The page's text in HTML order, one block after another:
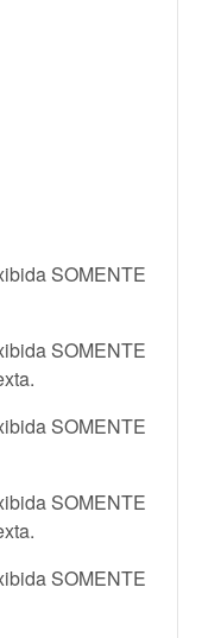
SOMENTE
SOMENTE
SOMENTE
SOMENTE
SOMENTE